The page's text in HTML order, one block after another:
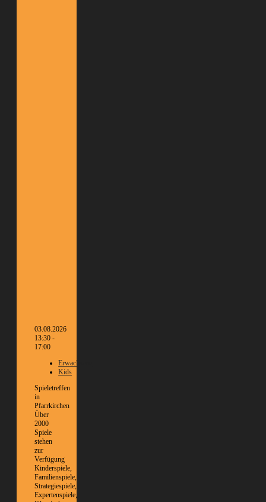
03.08.2026
13:30 -
17:00
Erwachsene
Kids
Spieletreffen
in
Pfarrkirchen
Über
2000
Spiele
stehen
zur
Verfügung
Kinderspiele,
Familienspiele,
Strategiespiele,
Expertenspiele,